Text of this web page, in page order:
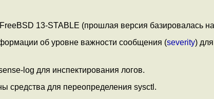
13-STABLE (прошлая версия базировалась
об уровне важности сообщения (severity)
log для инспектирования логов.
средства для переопределения sysctl.